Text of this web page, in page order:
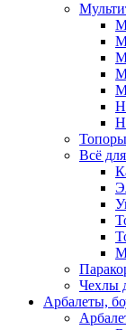
Всё
Чехлы
Арбалеты,